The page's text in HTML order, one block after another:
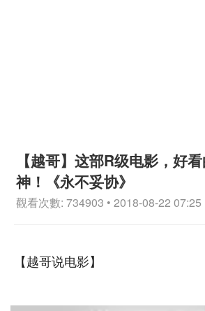
【越哥】这部R级电影，好
神！《永不妥协》
觀看次數: 734903 • 2018-08-22 07:25
【越哥说电影】